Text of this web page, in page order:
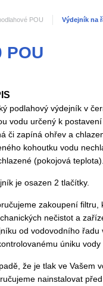
POU Výdejník na
POU
podlahový výdejník v
vodu určený k
či zapíná ohřev a
kohoutku vodu
(pokojová teplota).
je osazen 2 tlačítky.
zakoupení
nečistot a
od vodovodního
úniku vody
že je tlak ve Vašem
nainstalovat